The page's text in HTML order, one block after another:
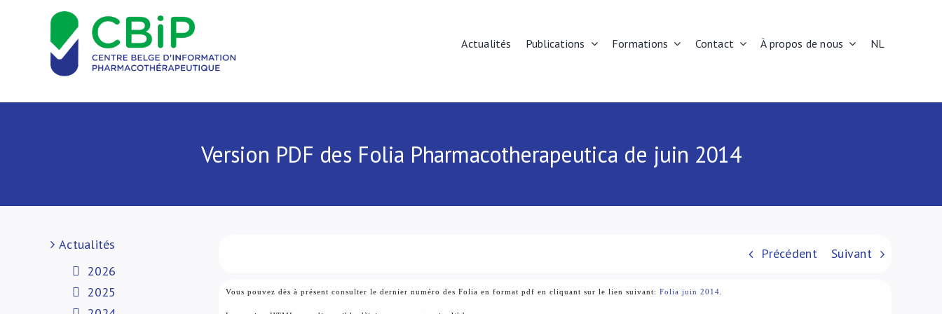
Actualités Publications Formations Contact À propos de nous NL
Version PDF des Folia Pharmacotherapeutica de juin 2014
Précédent Suivant
Vous pouvez dès à présent consulter le dernier numéro des Folia en format pdf en cliquant sur le lien suivant: Folia juin 2014
Actualités
2026
2025